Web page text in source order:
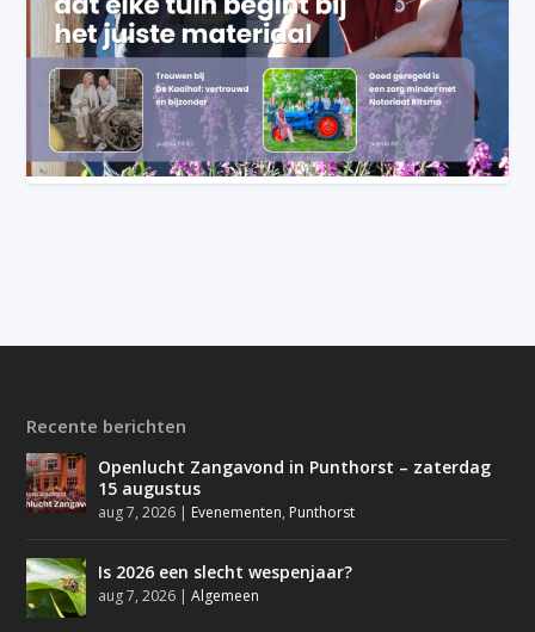
Recente berichten
Openlucht Zangavond in Punthorst – zaterdag
15 augustus
aug 7, 2026 | Evenementen, Punthorst
Is 2026 een slecht wespenjaar?
aug 7, 2026 |Algemeen